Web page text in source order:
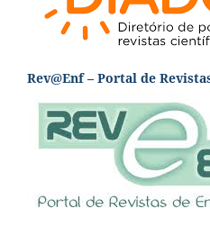
Rev@Enf – Portal de